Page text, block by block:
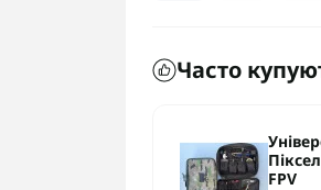
Часто
FPV